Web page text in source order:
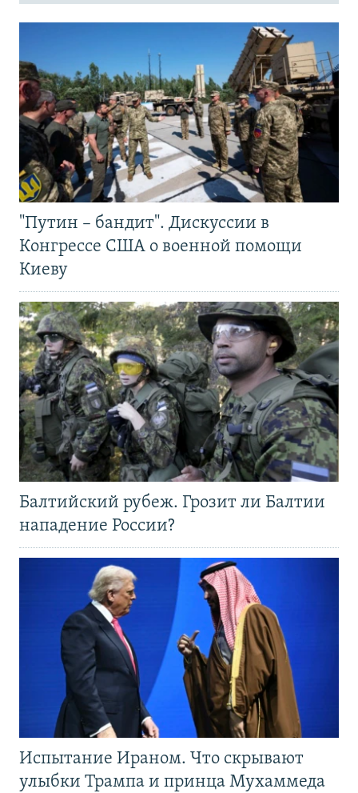
"Путин – бандит". Дискуссии в
Конгрессе США о военной помощи
Киеву
Балтийский рубеж. Грозит ли Балтии
нападение России?
Испытание Ираном. Что скрывают
улыбки Трампа и принца Мухаммеда